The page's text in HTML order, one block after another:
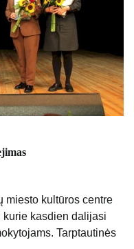
miesto kultūros centre
kurie kasdien dalijasi
Tarptautinės